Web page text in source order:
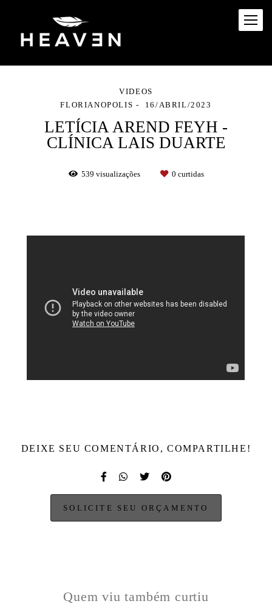
VIDEOS
FLORIANOPOLIS
16/ABRIL/2023
LETÍCIA AREND FEYH -
CLÍNICA LAIS DUARTE
539 visualizações 0 curtidas
DEIXE SEU COMENTÁRIO, COMPARTILHE!
SOLICITE SEU ORÇAMENTO
Quem viu também curtiu